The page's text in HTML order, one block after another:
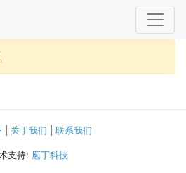
关于我们 联系我们
支持: 庖丁科技